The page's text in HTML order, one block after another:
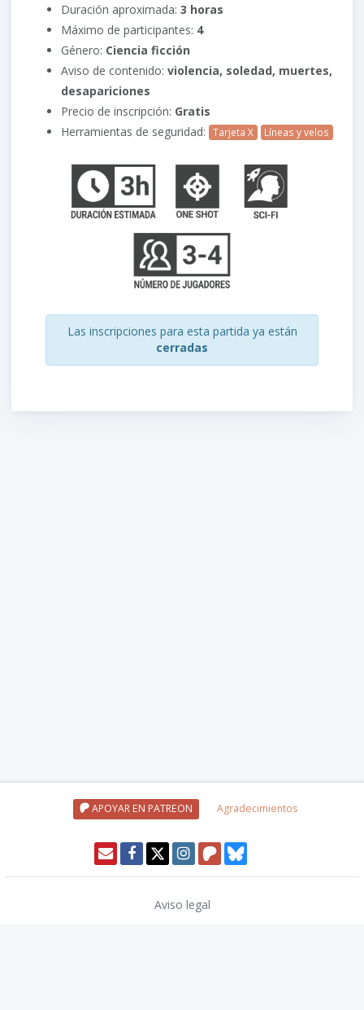
Duración aproximada: 3 horas
Máximo de participantes: 4
Género: Ciencia ficción
Aviso de contenido: violencia, soledad, muertes,
desapariciones
Precio de inscripción: Gratis
Herramientas de seguridad:
Tarjeta X Líneas y velos
Las inscripciones para esta partida ya están
cerradas
APOYAR EN PATREON Agradecimientos
Aviso legal